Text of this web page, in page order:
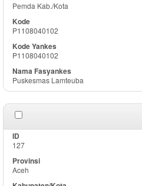
Pemda Kab./Kota
P1108040102
P1108040102
Puskesmas Lamteuba
127
Aceh